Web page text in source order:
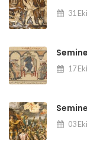
31
17
03